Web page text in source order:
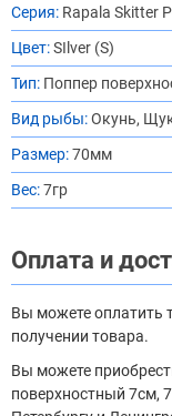
Серия: Rapala Skitter
Цвет:SIlver (S)
Тип: Поппер
Вид рыбы:Окунь,
Размер:70мм
Вес:7гр
Оплата и
Вы можете оплатить
получении товара.
Вы можете
поверхностный 7см,